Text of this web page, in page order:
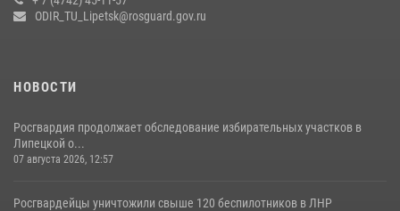
ODIR_TU_Lipetsk@rosguard.gov.ru
НОВОСТИ
Росгвардия продолжает обследование избирательных участков в
Липецкой о...
07 августа 2026, 12:57
Росгвардейцы уничтожили свыше 120 беспилотников в ЛНР